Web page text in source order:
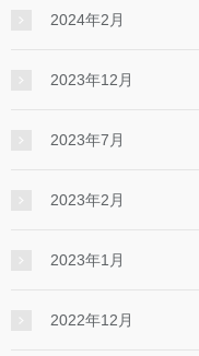
2024年2月
2023年12月
2023年7月
2023年2月
2023年1月
2022年12月